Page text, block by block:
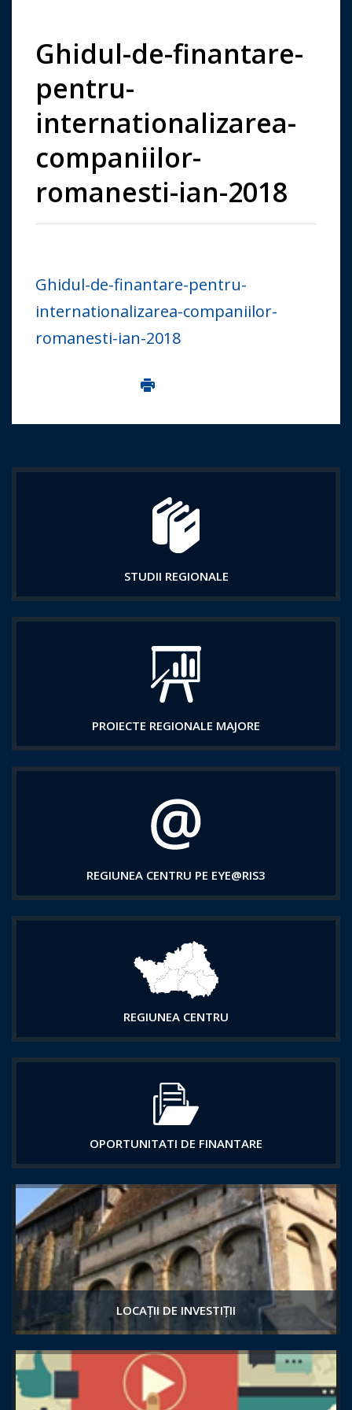
Ghidul-de-finantare-
pentru-
internationalizarea-
companiilor-
romanesti-ian-2018
Ghidul-de-finantare-pentru-
internationalizarea-companiilor-
romanesti-ian-2018
Imprima aceasta pagina
STUDII REGIONALE
PROIECTE REGIONALE MAJORE
REGIUNEA CENTRU PE EYE@RIS3
REGIUNEA CENTRU
OPORTUNITATI DE FINANTARE
LOCAȚII DE INVESTIȚII